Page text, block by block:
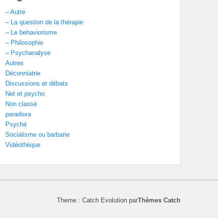
– Autre
– La question de la thérapie
– Le behaviorisme
– Philosophie
– Psychanalyse
Autres
Déconniatrie
Discussions et débats
Net et psycho
Non classé
paradoxa
Psyché
Socialisme ou barbarie
Vidéothèque
Theme : Catch Evolution parThèmes Catch